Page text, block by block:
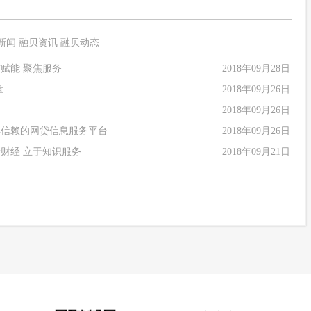
闻 融贝资讯 融贝动态
能 聚焦服务
2018年09月28日
2018年09月26日
2018年09月26日
赖的网贷信息服务平台
2018年09月26日
经 立于知识服务
2018年09月21日